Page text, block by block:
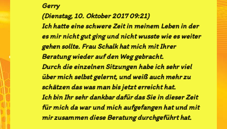
Gerry
(Dienstag, 10. Oktober 2017 09:21)
Ich hatte eine schwere Zeit in meinem Leben in der
es mir nicht gut ging und nicht wusste wie es weiter
gehen sollte. Frau Schalk hat mich mit Ihrer
Beratung wieder auf den Weg gebracht.
Durch die einzelnen Sitzungen habe ich sehr viel
über mich selbst gelernt, und weiß auch mehr zu
schätzen das was man bis jetzt erreicht hat.
Ich bin Ihr sehr dankbar dafür das Sie in dieser Zeit
für mich da war und mich aufgefangen hat und mit
mir zusammen diese Beratung durchgeführt hat.